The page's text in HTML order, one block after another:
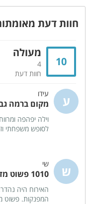
מתאים לאירועים
מסיבות
מסיבת רווקות
קבוצות
חוות דעת
10
מעולה
4
חוות דעת
ע עידו
מקום ברמה
וילה יפהפה
לסופש משפחתי
ש שי
1010 פשוט מדהים
האירוח היה
המפנקות. פשוט